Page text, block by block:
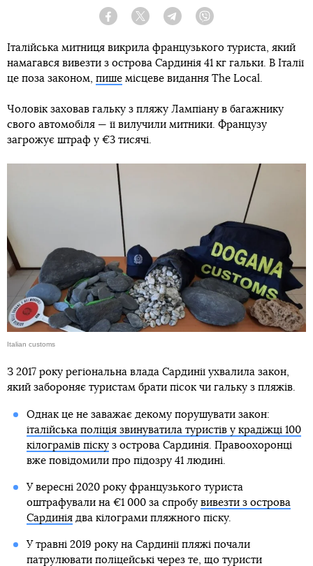
Facebook Twitter Telegram
Італійська митниця викрила французького туриста, який
намагався вивезти з острова Сардинія 41 кг гальки. В Італії
це поза законом, пише місцеве видання The Local.
Чоловік заховав гальку з пляжу Лампіану в багажнику
свого автомобіля — її вилучили митники. Французу
загрожує штраф у €3 тисячі.
Italian customs
З 2017 року регіональна влада Сардинії ухвалила закон,
який забороняє туристам брати пісок чи гальку з пляжів.
Однак це не заважає декому порушувати закон:
італійська поліція звинуватила туристів у крадіжці 100
кілограмів піскуз острова Сардинія. Правоохоронці
вже повідомили про підозру 41 людині.
У вересні 2020 року французького туриста
оштрафували на €1 000 за спробу вивезти з острова
Сардиніядва кілограми пляжного піску.
У травні 2019 року на Сардинії пляжі почали
патрулювати поліцейські через те, що туристи